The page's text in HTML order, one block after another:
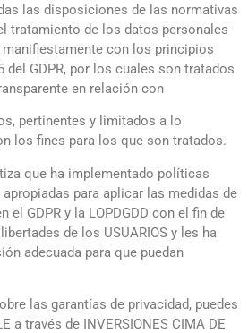
las disposiciones de las normativas
el tratamiento de los datos personales
con los principios
GDPR, por los cuales son tratados
en relación con
pertinentes y limitados a lo
los fines para los que son tratados.
que ha implementado políticas
para aplicar las medidas de
el GDPR y la LOPDGDD con el fin de
de los USUARIOS y les ha
adecuada para que puedan
las garantías de privacidad, puedes
a través de INVERSIONES CIMA DE